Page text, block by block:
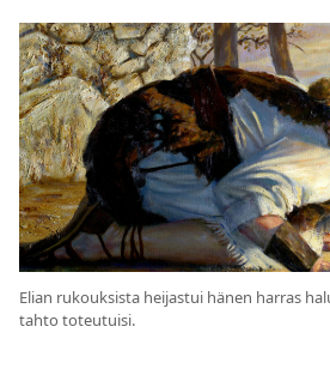
Elian rukouksista heijastui hänen harras
tahto toteutuisi.